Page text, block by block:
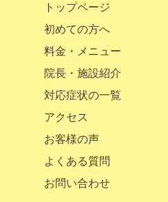
トップページ
初めての方へ
料金・メニュー
院長・施設紹介
対応症状の一覧
アクセス
お客様の声
よくある質問
お問い合わせ